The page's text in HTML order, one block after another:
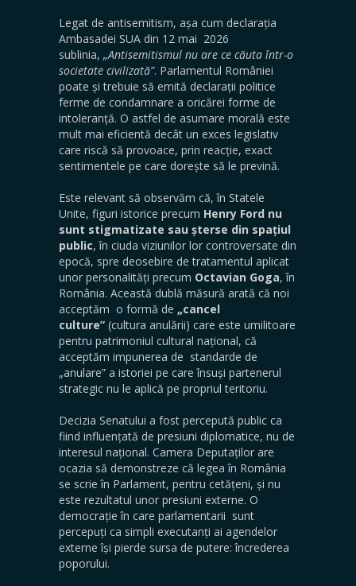
Legat de antisemitism, așa cum declarația
Ambasadei SUA din 12 mai 2026
sublinia, „Antisemitismul nu are ce căuta într-o
societate civilizată”. Parlamentul României
poate și trebuie să emită declarații politice
ferme de condamnare a oricărei forme de
intoleranță. O astfel de asumare morală este
mult mai eficientă decât un exces legislativ
care riscă să provoace, prin reacție, exact
sentimentele pe care dorește să le prevină.
Este relevant să observăm că, în Statele
Unite, figuri istorice precum Henry Ford nu
sunt stigmatizate sau șterse din spațiul
public, în ciuda viziunilor lor controversate din
epocă, spre deosebire de tratamentul aplicat
unor personalități precum Octavian Goga, în
România. Această dublă măsură arată că noi
acceptăm o formă de „cancel
culture” (cultura anulării) care este umilitoare
pentru patrimoniul cultural național, că
acceptăm impunerea de standarde de
„anulare” a istoriei pe care însuși partenerul
strategic nu le aplică pe propriul teritoriu.
Decizia Senatului a fost percepută public ca
fiind influențată de presiuni diplomatice, nu de
interesul național. Camera Deputaților are
ocazia să demonstreze că legea în România
se scrie în Parlament, pentru cetățeni, și nu
este rezultatul unor presiuni externe. O
democrație în care parlamentarii sunt
percepuți ca simpli executanți ai agendelor
externe își pierde sursa de putere: încrederea
poporului.